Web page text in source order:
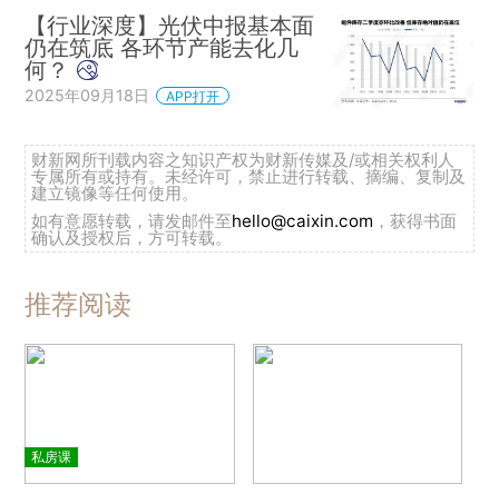
【行业深度】光伏中报基本面
仍在筑底 各环节产能去化几
何？
2025年09月18日 APP打开
财新网所刊载内容之知识产权为财新传媒及/或相关权利人
专属所有或持有。未经许可，禁止进行转载、摘编、复制及
建立镜像等任何使用。
如有意愿转载，请发邮件至hello@caixin.com ，获得书面
确认及授权后，方可转载。
推荐阅读
私房课